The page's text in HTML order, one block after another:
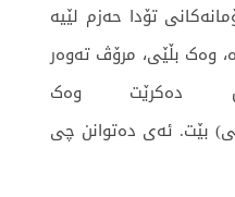
تۆدا حەزم لێیە
وەک بڵێی، مرۆڤ تەوەر
دەکرێت وەک
بێت. ئەی دەتوانن چی